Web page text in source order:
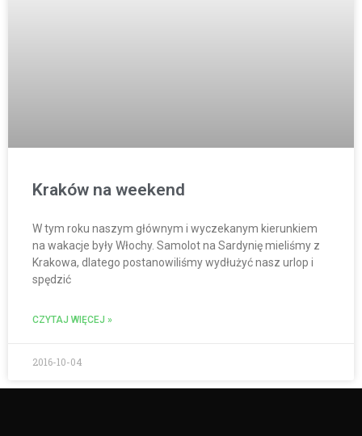
Kraków na weekend
W tym roku naszym głównym i wyczekanym kierunkiem
na wakacje były Włochy. Samolot na Sardynię mieliśmy z
Krakowa, dlatego postanowiliśmy wydłużyć nasz urlop i
spędzić
CZYTAJ WIĘCEJ »
2016-10-04